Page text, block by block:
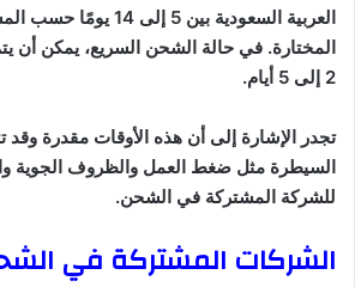
العربية السعودية بين 5
المختارة. في حالة الشحن السريع، يمكن أن
2 إلى 5 أيام.
تجدر الإشارة إلى أن هذه الأوقات مقدرة وقد
السيطرة مثل ضغط العمل والظروف الجوية
للشركة المشتركة في الشحن.
الشركات المشتركة في